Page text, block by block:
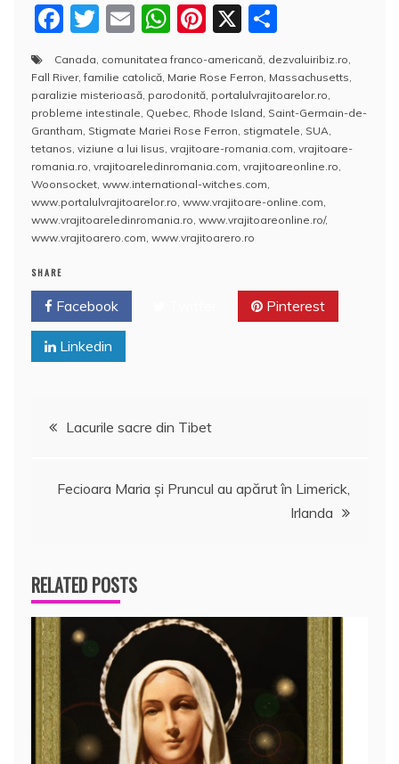
F
c
e
b
o
o
k
T
itt
er
E
m
ai
l
W
h
at
s
A
p
p
Pi
er
e
st
X
rt
aj
e
a
z
ă
Canada, comunitatea franco-americană, dezvaluiribiz.ro,
Fall River,familie catolică, Marie Rose Ferron, Massachusetts,
paralizie misterioasă, parodonită, portalulvrajitoarelor.ro,
probleme intestinale, Quebec, Rhode Island, Saint-Germain-de-
Grantham, Stigmate Mariei Rose Ferron, stigmatele, SUA,
tetanos, viziune a lui Iisus, vrajitoare-romania.com, vrajitoare-
romania.ro, vrajitoareledinromania.com, vrajitoareonline.ro,
Woonsocket, www.international-witches.com,
www.portalulvrajitoarelor.ro, www.vrajitoare-online.com,
www.vrajitoareledinromania.ro, www.vrajitoareonline.ro/,
www.vrajitoarero.com, www.vrajitoarero.ro
SHARE
Facebook Pinterest
Linkedin
Navigare
Lacurile sacre din Tibet
Fecioara Maria şi Pruncul au apărut în Limerick,
Irlanda
RELATED POSTS